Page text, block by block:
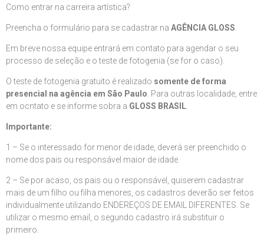
Como entrar na carreira artística?
Preencha o formulário para se cadastrar na AGÊNCIA GLOSS
Em breve nossa equipe entrará em contato para agendar o seu
processo de seleção e o teste de fotogenia (se for o caso).
O teste de fotogenia gratuito é realizado somente de forma
presencial na agência em São Paulo . Para outras localidade, entre
em ocntato e se informe sobra a GLOSS BRASIL
Importante:
1 – Se o interessado for menor de idade, deverá ser preenchido o
nome dos pais ou responsável maior de idade.
2 – Se por acaso, os pais ou o responsável, quiserem cadastrar
mais de um filho ou filha menores, os cadastros deverão ser feitos
individualmente utilizando ENDEREÇOS DE EMAIL DIFERENTES. Se
utilizar o mesmo email, o segundo cadastro irá substituir o
primeiro.